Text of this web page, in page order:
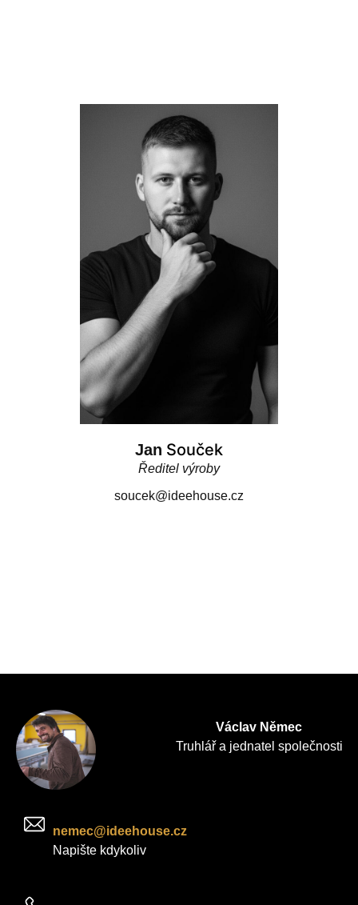
Jan Souček
Ředitel výroby
soucek@ideehouse.cz
Václav Němec
Truhlář a jednatel společnosti
nemec@ideehouse.cz
Napište kdykoliv